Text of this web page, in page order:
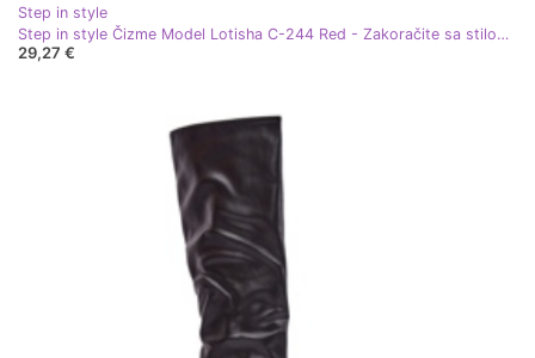
Step in style
Step in style Čizme Model Lotisha C-244 Red - Zakoračite sa stilom crvena
29,27 €